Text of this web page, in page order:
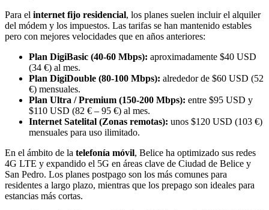
Para el internet fijo residencial, los planes suelen incluir el alquiler
del módem y los impuestos. Las tarifas se han mantenido estables
pero con mejores velocidades que en años anteriores:
Plan DigiBasic (40-60 Mbps): aproximadamente $40 USD
(34 €) al mes.
Plan DigiDouble (80-100 Mbps): alrededor de $60 USD (52
€) mensuales.
Plan Ultra / Premium (150-200 Mbps): entre $95 USD y
$110 USD (82 € – 95 €) al mes.
Internet Satelital (Zonas remotas): unos $120 USD (103 €)
mensuales para uso ilimitado.
En el ámbito de la telefonía móvil, Belice ha optimizado sus redes
4G LTE y expandido el 5G en áreas clave de Ciudad de Belice y
San Pedro. Los planes postpago son los más comunes para
residentes a largo plazo, mientras que los prepago son ideales para
estancias más cortas.